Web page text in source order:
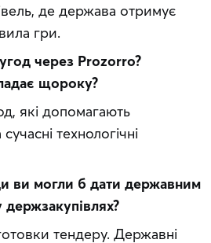
де держава отримує
гри.
через Prozorro?
щороку?
які допомагають
технологічні
ви могли б дати державним
тендеру. Державні